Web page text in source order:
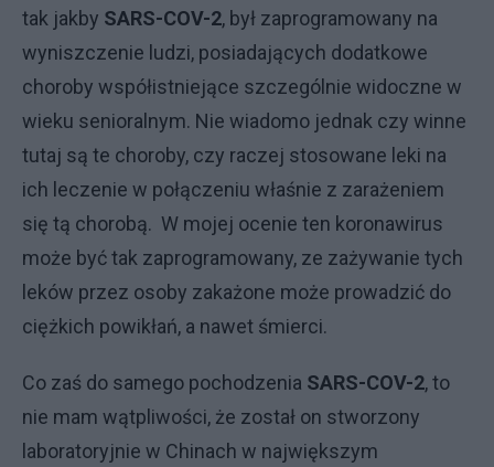
tak jakby SARS-COV-2, był zaprogramowany na
wyniszczenie ludzi, posiadających dodatkowe
choroby współistniejące szczególnie widoczne w
wieku senioralnym. Nie wiadomo jednak czy winne
tutaj są te choroby, czy raczej stosowane leki na
ich leczenie w połączeniu właśnie z zarażeniem
się tą chorobą. W mojej ocenie ten koronawirus
może być tak zaprogramowany, ze zażywanie tych
leków przez osoby zakażone może prowadzić do
ciężkich powikłań, a nawet śmierci.
Co zaś do samego pochodzenia SARS-COV-2, to
nie mam wątpliwości, że został on stworzony
laboratoryjnie w Chinach w największym